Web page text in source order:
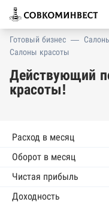
Готовый бизнес —
Салоны красоты
Действующий
красоты!
Расход в месяц
Оборот в месяц
Чистая прибыль
Доходность